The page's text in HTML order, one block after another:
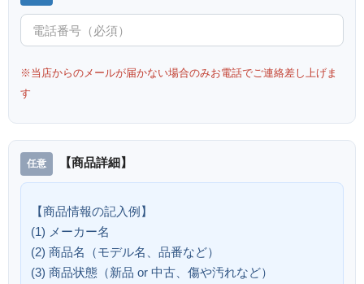
※当店からのメールが届かない場合のみお電話でご連絡差し上げま
す
【商品詳細】
【商品情報の記入例】
(1) メーカー名
(2) 商品名（モデル名、品番など）
(3) 商品状態（新品 or 中古、傷や汚れなど）